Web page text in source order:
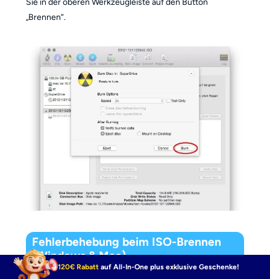
Sie in der oberen Werkzeugleiste auf den Button
„Brennen“.
Fehlerbehebung beim ISO-Brennen
(Windows & Mac)
120€ Rabatt auf All-In-One plus exklusive Geschenke!